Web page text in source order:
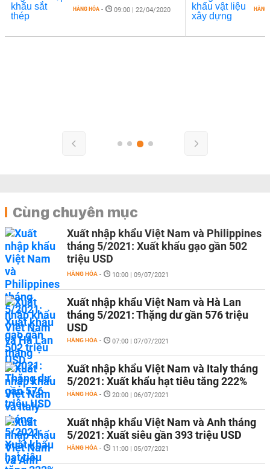
HÀNG
HÀNG HÓA - 09:00 | 22/04/2020
Cùng chuyên mục
Xuất nhập khẩu Việt Nam và Philippines
tháng 5/2021: Xuất khẩu gạo gần 502
triệu USD
HÀNG HÓA - 10:00 | 09/07/2021
Xuất nhập khẩu Việt Nam và Hà Lan
tháng 5/2021: Thặng dư gần 576 triệu
USD
HÀNG HÓA - 07:00 | 07/07/2021
Xuất nhập khẩu Việt Nam và Italy tháng
5/2021: Xuất khẩu hạt tiêu tăng 222%
HÀNG HÓA - 20:00 | 06/07/2021
Xuất nhập khẩu Việt Nam và Anh tháng
5/2021: Xuất siêu gần 393 triệu USD
HÀNG HÓA - 11:00 | 05/07/2021